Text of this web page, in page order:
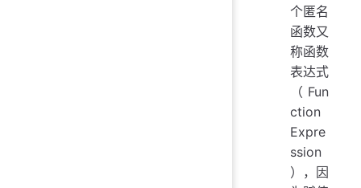
个匿名
函数又
称函数
表达式
（Fun
ction
Expre
ssion
），因